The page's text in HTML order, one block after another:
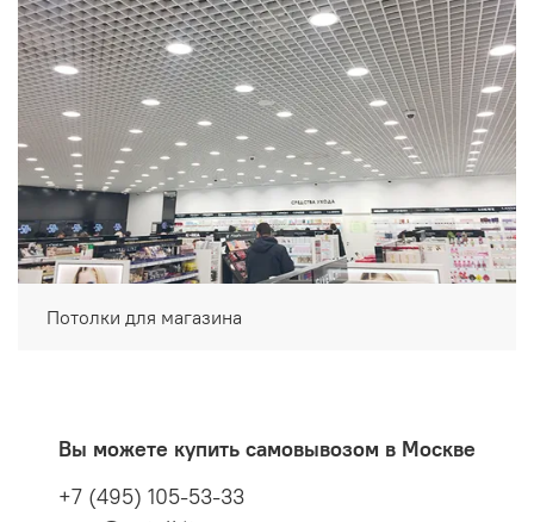
Потолки для магазина
Вы можете купить самовывозом в Москве
+7 (495) 105-53-33